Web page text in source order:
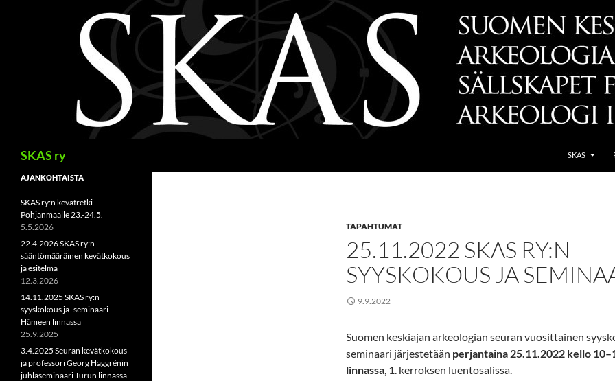
SKAS ry SKAS
TAPAHTUMAT
25.11.2022 SKAS RY:N
SYYSKOKOUS JA
9.9.2022
Suomen keskiajan arkeologian seuran vuosittainen
seminaari järjestetään perjantaina 25.11.2022 kello
linnassa, 1. kerroksen luentosalissa.
AJANKOHTAISTA
SKAS ry:n kevätretki
Pohjanmaalle 23.-24.5.
5.5.2026
22.4.2026 SKAS ry:n
sääntömääräinen kevätkokous
ja esitelmä
12.3.2026
14.11.2025 SKAS ry:n
syyskokous ja -seminaari
Hämeen linnassa
25.9.2025
3.4.2025 Seuran kevätkokous
ja professori Georg Haggrénin
juhlaseminaari Turun linnassa